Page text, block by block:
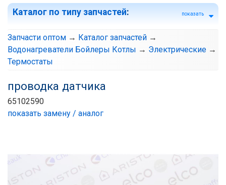
Каталог по типу запчастей: показать
Запчасти оптом → Каталог запчастей →
Водонагреватели Бойлеры Котлы → Электрические →
Термостаты
проводка датчика
65102590
показать замену / аналог